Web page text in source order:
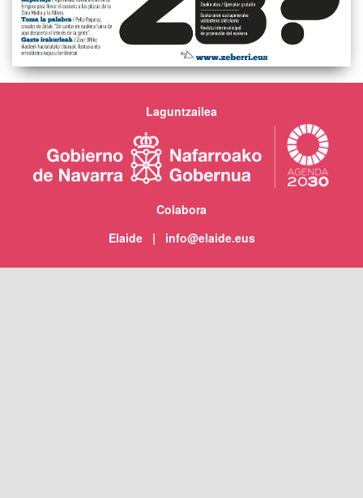
Laguntzailea
Colabora
Elaide | info@elaide.eus